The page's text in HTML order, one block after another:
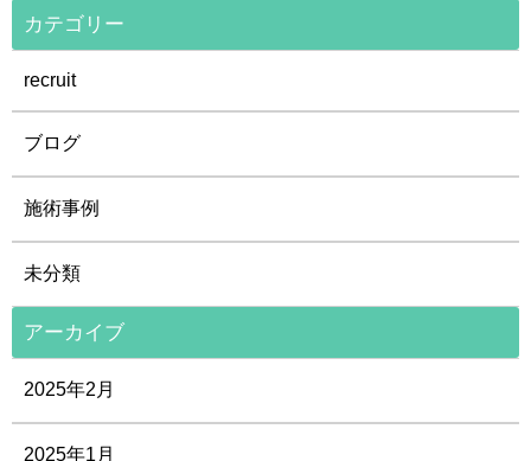
カテゴリー
recruit
ブログ
施術事例
未分類
アーカイブ
2025年2月
2025年1月